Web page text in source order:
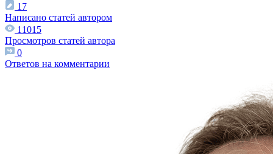
17
Написано статей автором
11015
Просмотров статей автора
0
Ответов на комментарии